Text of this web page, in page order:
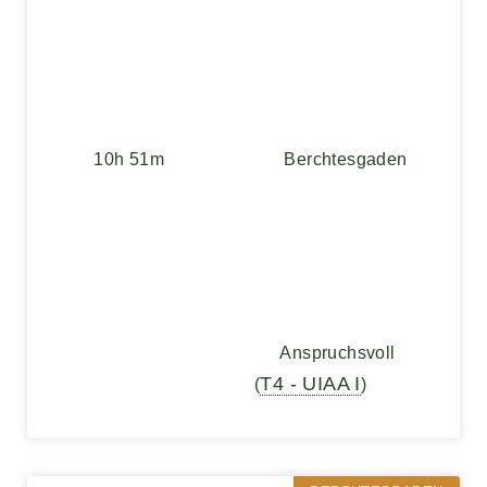
10h 51m Berchtesgaden
Anspruchsvoll
(T4 - UIAA I)